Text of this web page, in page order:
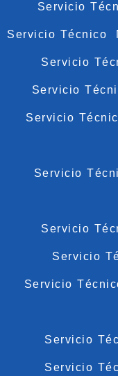
Servicio
Servicio Técnico
Servicio
Servicio
Servicio
Servicio
Servicio
Servicio
Servicio
Servicio
Servicio